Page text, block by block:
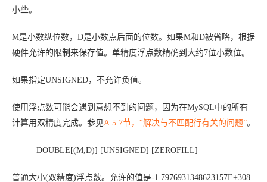
小些。
M是小数纵位数， D是小数点后面的位数。如果M和D被省略，根据
硬件允许的限制来保存值。单精度浮点数精确到大约7位小数位。
如果指定UNSIGNED，不允许负值。
使用浮点数可能会遇到意想不到的问题，因为在MySQL中的所有
计算用双精度完成。参见A.5.7节，“解决与不匹配行有关的问题”。
· DOUBLE[(M,D)] [UNSIGNED] [ZEROFILL]
普通大小(双精度)浮点数。允许的值是-1.7976931348623157E+308